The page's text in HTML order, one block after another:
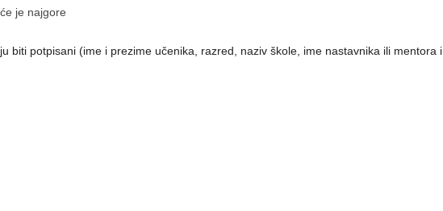
je najgore
biti potpisani (ime i prezime učenika, razred, naziv škole, ime nastavnika ili mentora i